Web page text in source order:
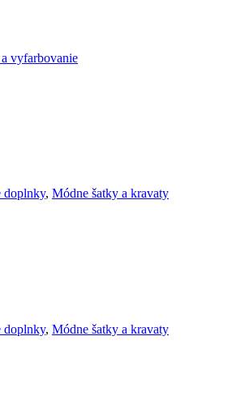
vyfarbovanie
doplnky, Módne šatky a kravaty
doplnky, Módne šatky a kravaty